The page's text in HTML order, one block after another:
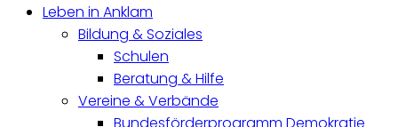
Leben in Anklam
Bildung & Soziales
Schulen
Beratung & Hilfe
Vereine & Verbände
Bundesförderprogramm Demokratie